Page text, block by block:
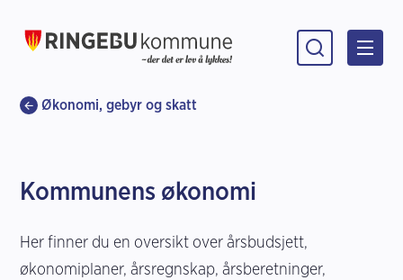
Du er her:
Økonomi, gebyr og skatt
Kommunens økonomi
Her finner du en oversikt over årsbudsjett,
økonomiplaner, årsregnskap, årsberetninger,